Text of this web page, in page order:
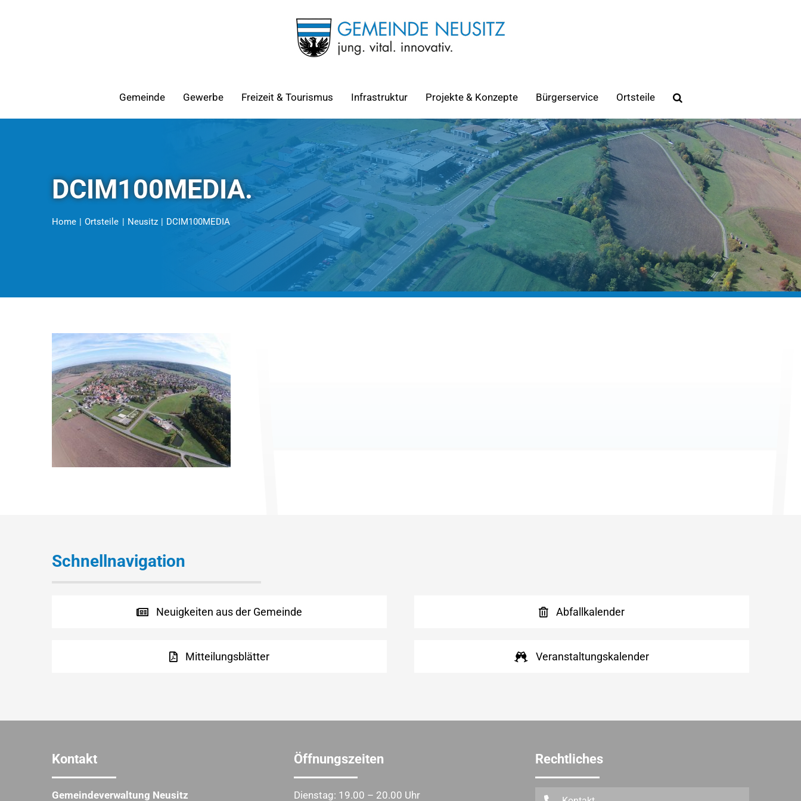
Gemeinde Gewerbe Freizeit & Tourismus Infrastruktur Projekte & Konzepte Bürgerservice Ortsteile
DCIM100MEDIA.
Home Ortsteile Neusitz DCIM100MEDIA
Schnellnavigation
Neuigkeiten aus der Gemeinde
Mitteilungsblätter
Abfallkalender
Veranstaltungskalender
Kontakt
Gemeindeverwaltung Neusitz
Öffnungszeiten
Dienstag: 19.00 – 20.00 Uhr
Rechtliches